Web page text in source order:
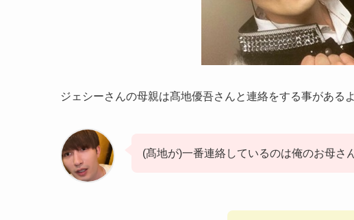
ジェシーさんの母親は髙地優吾さんと連絡をする事があるよ
(髙地が)一番連絡しているのは俺のお母さ